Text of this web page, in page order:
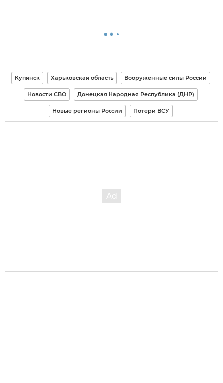
Купянск Харьковская область Вооруженные силы России
Новости СВО Донецкая Народная Республика (ДНР)
Новые регионы России Потери ВСУ